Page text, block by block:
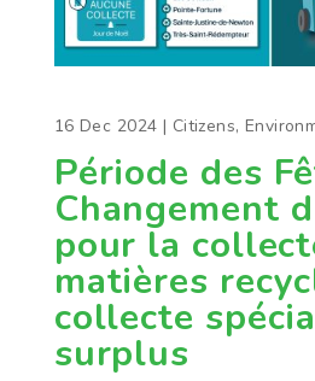
Période des
Changement
pour la
matières
collecte
surplus
16 Dec 2024 | Citizens,